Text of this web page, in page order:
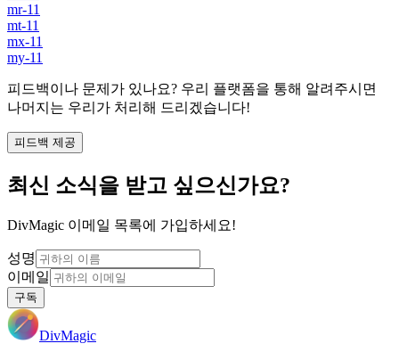
mr-11
mt-11
mx-11
my-11
피드백이나 문제가 있나요? 우리 플랫폼을 통해 알려주시면
나머지는 우리가 처리해 드리겠습니다!
피드백 제공
최신 소식을 받고 싶으신가요?
DivMagic 이메일 목록에 가입하세요!
성명
이메일
구독
DivMagic